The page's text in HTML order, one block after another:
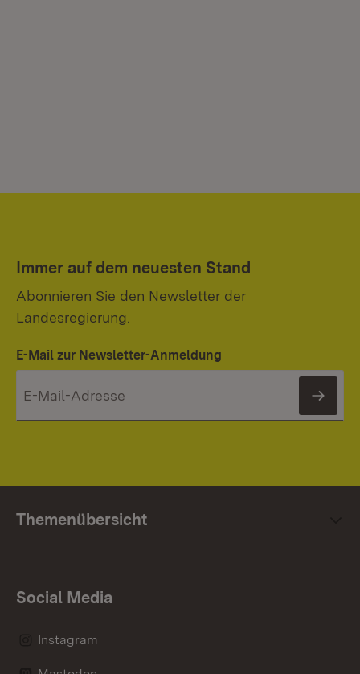
Immer auf dem neuesten Stand
Abonnieren Sie den Newsletter der
Landesregierung.
E-Mail zur Newsletter-Anmeldung
Themenübersicht
Social Media
Instagram